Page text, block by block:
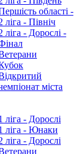
області -
ліга - Північ
ліга - Дорослі -
міста
ліга - Дорослі
ліга - Юнаки
ліга - Дорослі